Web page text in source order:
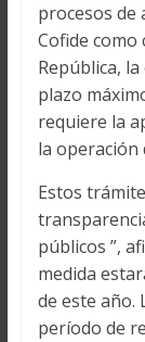
procesos de
Cofide como
República,
plazo
requiere la
la operación
Estos
públicos ”,
medida
de este año.
período de